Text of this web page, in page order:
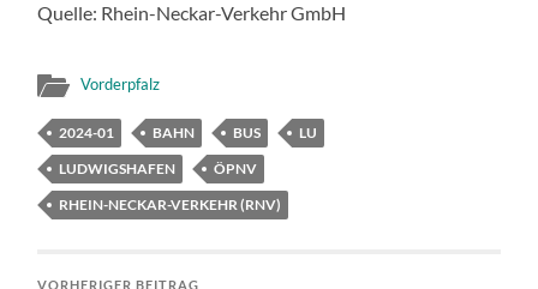
Quelle: Rhein-Neckar-Verkehr GmbH
Vorderpfalz
2024-01 BAHN BUS
LU
LUDWIGSHAFEN
ÖPNV
RHEIN-NECKAR-VERKEHR (RNV)
VORHERIGER BEITRAG